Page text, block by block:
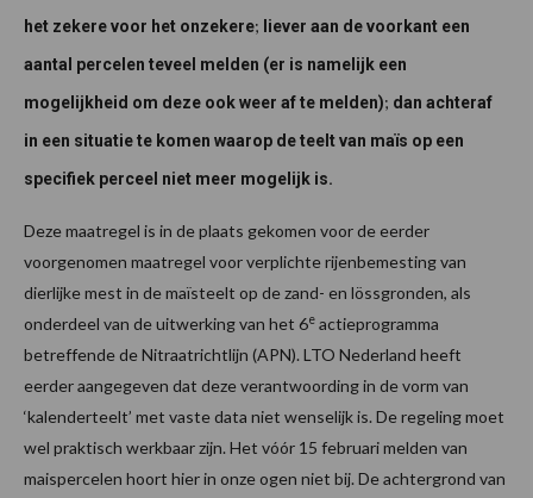
het zekere voor het onzekere; liever aan de voorkant een
aantal percelen teveel melden (er is namelijk een
mogelijkheid om deze ook weer af te melden); dan achteraf
in een situatie te komen waarop de teelt van maïs op een
specifiek perceel niet meer mogelijk is.
Deze maatregel is in de plaats gekomen voor de eerder
voorgenomen maatregel voor verplichte rijenbemesting van
dierlijke mest in de maïsteelt op de zand- en lössgronden, als
onderdeel van de uitwerking van het 6e actieprogramma
betreffende de Nitraatrichtlijn (APN). LTO Nederland heeft
eerder aangegeven dat deze verantwoording in de vorm van
‘kalenderteelt’ met vaste data niet wenselijk is. De regeling moet
wel praktisch werkbaar zijn. Het vóór 15 februari melden van
maispercelen hoort hier in onze ogen niet bij. De achtergrond van